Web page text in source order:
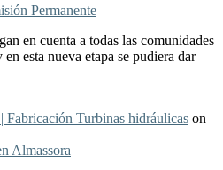
Permanente
en cuenta a todas las comunidades
esta nueva etapa se pudiera dar
Turbinas hidráulicas on
Almassora